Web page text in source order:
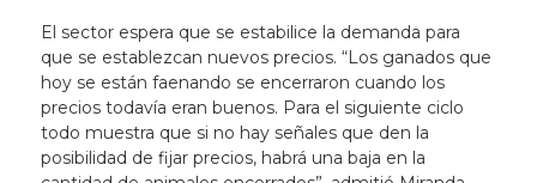
El sector espera que se estabilice la demanda para
que se establezcan nuevos precios. “Los ganados que
hoy se están faenando se encerraron cuando los
precios todavía eran buenos. Para el siguiente ciclo
todo muestra que si no hay señales que den la
posibilidad de fijar precios, habrá una baja en la